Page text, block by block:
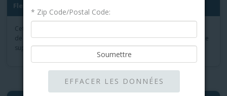
FlexBase
Cette toiture en rouleau est une feuille de base renforcée de fibre
de verre/polyester avec des fibres KEVLAR®qui offre une résistance
supérieure au mouvement du bâtiment
* Zip Code/Postal Code: